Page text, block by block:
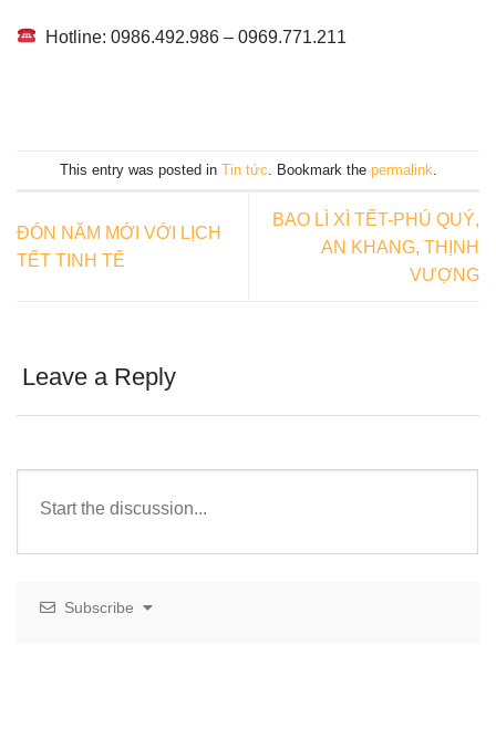
Hotline: 0986.492.986 – 0969.771.211
This entry was posted in Tin tức . Bookmark the permalink
ĐÓN NĂM MỚI VỚI LỊCH
TẾT TINH TẾ
BAO LÌ XÌ TẾT-PHÚ QUÝ,
AN KHANG, THỊNH
VƯỢNG
Leave a Reply
Subscribe